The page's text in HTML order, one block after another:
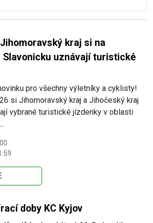
kraj si na
Slavonicku uznávají turistické
pro všechny výletníky a cyklisty!
si Jihomoravský kraj a Jihočeský kraj
vybrané turistické jízdenky v oblasti
doby KC Kyjov